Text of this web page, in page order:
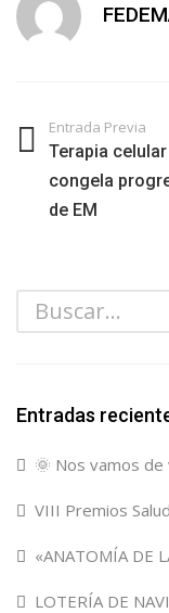
Entrada Previa
Terapia celular
congela
de EM
Entradas
🌞 Nos vamos de
VIII Premios
«ANATOMÍA DE
LOTERÍA DE